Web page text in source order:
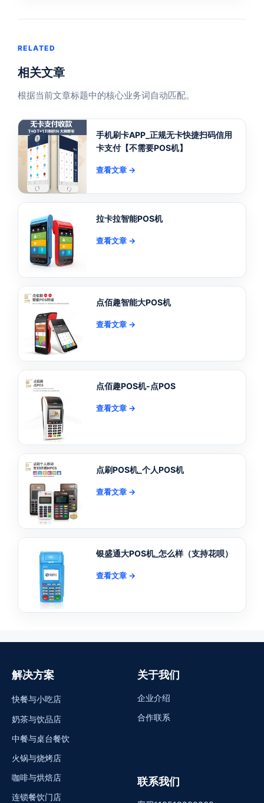
RELATED
相关文章
根据当前文章标题中的核心业务词自动匹配。
手机刷卡APP_正规无卡快捷扫码信用
卡支付【不需要POS机】
查看文章 →
拉卡拉智能POS机
查看文章 →
点佰趣智能大POS机
查看文章 →
点佰趣POS机-点POS
查看文章 →
点刷POS机_个人POS机
查看文章 →
银盛通大POS机_怎么样（支持花呗）
查看文章 →
解决方案
快餐与小吃店
奶茶与饮品店
中餐与桌台餐饮
火锅与烧烤店
咖啡与烘焙店
连锁餐饮门店
关于我们
企业介绍
合作联系
联系我们